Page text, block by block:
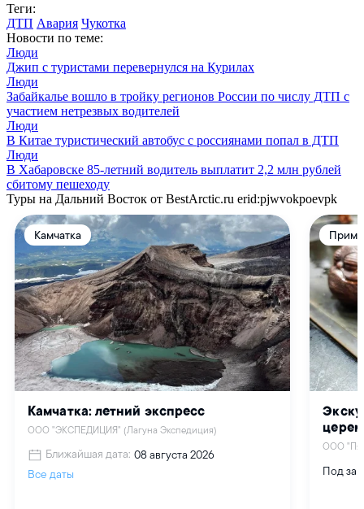
Теги:
ДТП Авария Чукотка
Новости по теме:
Люди
Джип с туристами перевернулся на Курилах
Люди
Забайкалье вошло в тройку регионов России по числу ДТП с
участием нетрезвых водителей
Люди
В Китае туристический автобус с россиянами попал в ДТП
Люди
В Хабаровске 85-летний водитель выплатит 2,2 млн рублей
сбитому пешеходу
Туры на Дальний Восток от BestArctic.ru erid:pjwvokpoevpk